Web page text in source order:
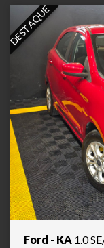
DESTAQUE
Ford - KA